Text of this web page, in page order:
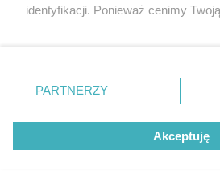
identyfikacji. Ponieważ cenimy
prywatności znajdujący się w lewym
. Niektóre rodzaje przetwarzania
zgody użytkownika, ale masz
takiemu przetwarzaniu. Preferencje
zastosowania tylko na tej witrynie.
PARTNERZY
Akceptuję